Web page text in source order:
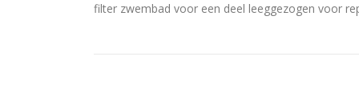
filter zwembad voor een deel leeggezogen voor